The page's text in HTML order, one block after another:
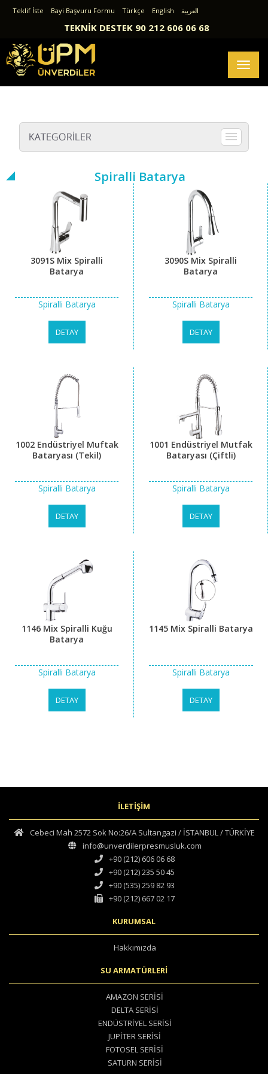
Teklif İste Bayi Başvuru Formu Türkçe English العربية
TEKNİK DESTEK 90 212 606 06 68
Spiralli Batarya
3091S Mix Spiralli
Batarya
Spiralli Batarya
DETAY
3090S Mix Spiralli
Batarya
Spiralli Batarya
DETAY
1002 Endüstriyel Muftak
Bataryası (Tekil)
Spiralli Batarya
DETAY
1001 Endüstriyel Mutfak
Bataryası (Çiftli)
Spiralli Batarya
DETAY
1146 Mix Spiralli Kuğu
Batarya
Spiralli Batarya
DETAY
1145 Mix Spiralli Batarya
Spiralli Batarya
DETAY
İLETİŞİM
Cebeci Mah 2572 Sok No:26/A Sultangazi / İSTANBUL / TÜRKİYE
info@unverdilerpresmusluk.com
+90 (212) 606 06 68
+90 (212) 235 50 45
+90 (535) 259 82 93
+90 (212) 667 02 17
KURUMSAL
Hakkımızda
SU ARMATÜRLERİ
AMAZON SERİSİ
DELTA SERİSİ
ENDÜSTRİYEL SERİSİ
JUPİTER SERİSİ
FOTOSEL SERİSİ
SATURN SERİSİ